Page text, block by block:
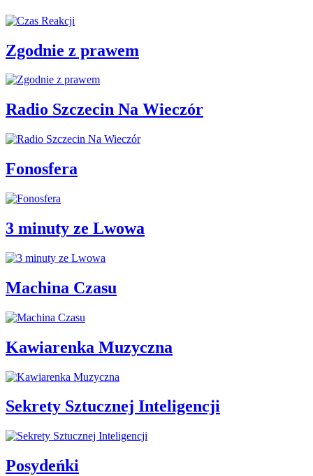
Zgodnie z prawem
Radio Szczecin Na Wieczór
Fonosfera
3 minuty ze Lwowa
Machina Czasu
Kawiarenka Muzyczna
Sekrety Sztucznej Inteligencji
Posydeńki